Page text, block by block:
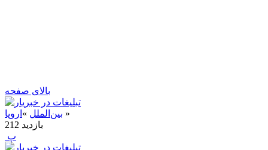
بالای صفحه
بین‌الملل » اروپا
»
212 بازدید
‍ پ